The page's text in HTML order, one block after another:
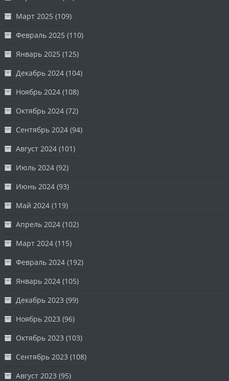
Март 2025 (109)
Февраль 2025 (110)
Январь 2025 (125)
Декабрь 2024 (104)
Ноябрь 2024 (108)
Октябрь 2024 (72)
Сентябрь 2024 (94)
Август 2024 (101)
Июль 2024 (92)
Июнь 2024 (93)
Май 2024 (119)
Апрель 2024 (102)
Март 2024 (115)
Февраль 2024 (192)
Январь 2024 (105)
Декабрь 2023 (99)
Ноябрь 2023 (96)
Октябрь 2023 (103)
Сентябрь 2023 (108)
Август 2023 (95)